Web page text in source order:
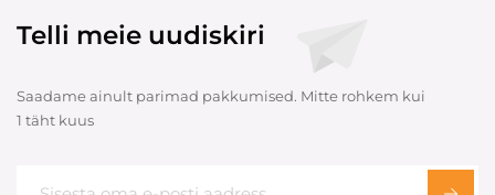
Telli meie uudiskiri
Saadame ainult parimad pakkumised. Mitte rohkem kui
1 täht kuus